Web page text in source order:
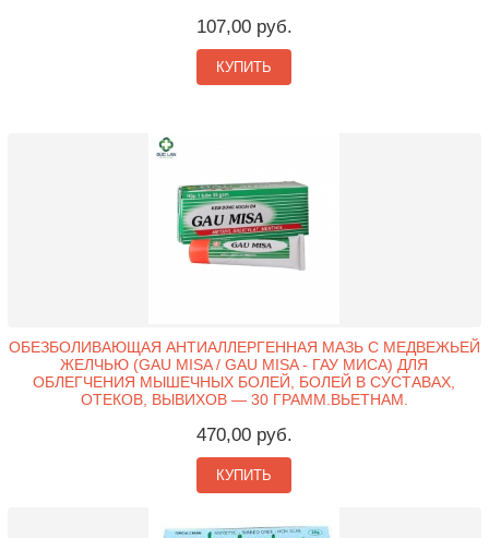
107,00 руб.
КУПИТЬ
ОБЕЗБОЛИВАЮЩАЯ АНТИАЛЛЕРГЕННАЯ МАЗЬ С МЕДВЕЖЬЕЙ
ЖЕЛЧЬЮ (GAU MISA / GAU MISA - ГАУ МИСА) ДЛЯ
ОБЛЕГЧЕНИЯ МЫШЕЧНЫХ БОЛЕЙ, БОЛЕЙ В СУСТАВАХ,
ОТЕКОВ, ВЫВИХОВ — 30 ГРАММ.ВЬЕТНАМ.
470,00 руб.
КУПИТЬ